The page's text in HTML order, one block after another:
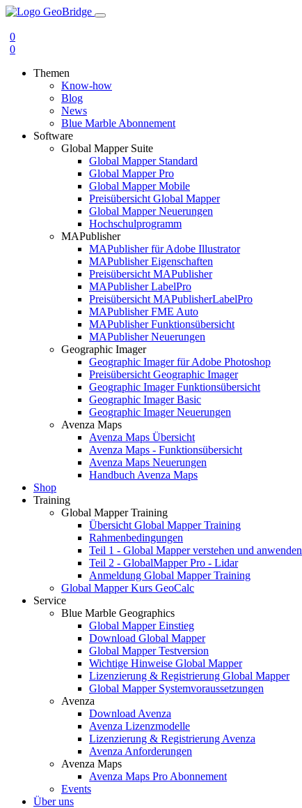
0
0
Themen
Know-how
Blog
News
Blue Marble Abonnement
Software
Global Mapper Suite
Global Mapper Standard
Global Mapper Pro
Global Mapper Mobile
Preisübersicht Global Mapper
Global Mapper Neuerungen
Hochschulprogramm
MAPublisher
MAPublisher für Adobe Illustrator
MAPublisher Eigenschaften
Preisübersicht MAPublisher
MAPublisher LabelPro
Preisübersicht MAPublisherLabelPro
MAPublisher FME Auto
MAPublisher Funktionsübersicht
MAPublisher Neuerungen
Geographic Imager
Geographic Imager für Adobe Photoshop
Preisübersicht Geographic Imager
Geographic Imager Funktionsübersicht
Geographic Imager Basic
Geographic Imager Neuerungen
Avenza Maps
Avenza Maps Übersicht
Avenza Maps - Funktionsübersicht
Avenza Maps Neuerungen
Handbuch Avenza Maps
Shop
Training
Global Mapper Training
Übersicht Global Mapper Training
Rahmenbedingungen
Teil 1 - Global Mapper verstehen und anwenden
Teil 2 - GlobalMapper Pro - Lidar
Anmeldung Global Mapper Training
Global Mapper Kurs GeoCalc
Service
Blue Marble Geographics
Global Mapper Einstieg
Download Global Mapper
Global Mapper Testversion
Wichtige Hinweise Global Mapper
Lizenzierung & Registrierung Global Mapper
Global Mapper Systemvoraussetzungen
Avenza
Download Avenza
Avenza Lizenzmodelle
Lizenzierung & Registrierung Avenza
Avenza Anforderungen
Avenza Maps
Avenza Maps Pro Abonnement
Events
Über uns